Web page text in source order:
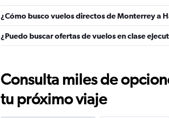
¿Cómo busco vuelos directos de Monterrey a
¿Puedo buscar ofertas de vuelos en clase
Consulta miles de
tu próximo viaje